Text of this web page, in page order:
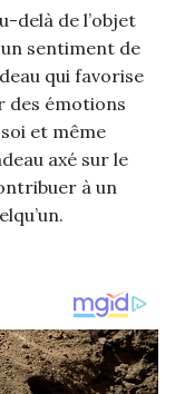
delà de l’objet
sentiment de
qui favorise
des émotions
et même
axé sur le
à un